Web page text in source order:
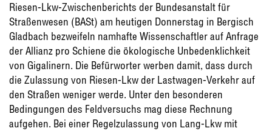
Riesen-Lkw-Zwischenberichts der Bundesanstalt für
Straßenwesen (BASt) am heutigen Donnerstag in Bergisch
Gladbach bezweifeln namhafte Wissenschaftler auf Anfrage
der Allianz pro Schiene die ökologische Unbedenklichkeit
von Gigalinern. Die Befürworter werben damit, dass durch
die Zulassung von Riesen-Lkw der Lastwagen-Verkehr auf
den Straßen weniger werde. Unter den besonderen
Bedingungen des Feldversuchs mag diese Rechnung
aufgehen. Bei einer Regelzulassung von Lang-Lkw mit